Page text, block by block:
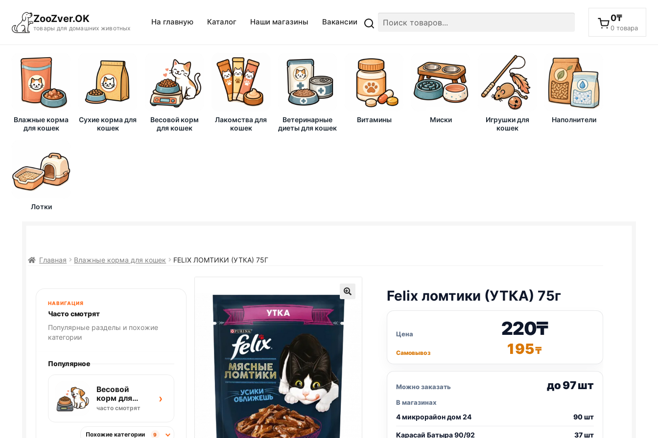
ZooZver.OK
товары для домашних животных
На главную Каталог Наши магазины Вакансии 0₸
0 товара
Влажные корма
для кошек
Сухие корма для
кошек
Весовой корм
для кошек
Лакомства для
кошек
Ветеринарные
диеты для кошек
Витамины Миски
Игрушки для
кошек
Наполнители
Лотки
Главная Влажные корма для кошек FELIX ЛОМТИКИ (УТКА) 75Г
Felix ломтики (УТКА) 75г
Цена 220₸
Самовывоз 195₸
Можно заказать до 97 шт
В магазинах
4 микрорайон дом 24 90 шт
Карасай Батыра 90/92 37 шт
НАВИГАЦИЯ
Часто смотрят
Популярные разделы и похожие
категории
Популярное
Весовой
корм для
собак
часто смотрят
›
Похожие категории 9